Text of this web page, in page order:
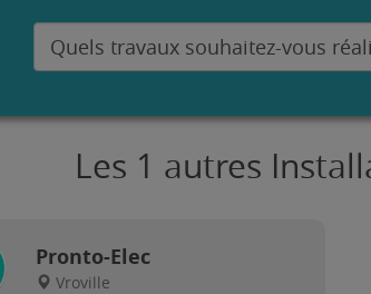
Les 1 autres
Pronto-Elec
Vroville